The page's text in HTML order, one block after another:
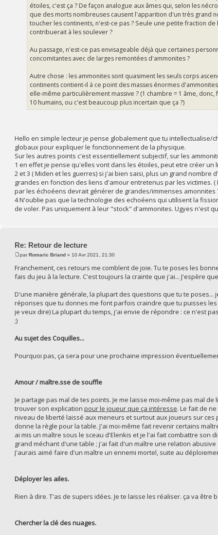
étoiles, c'est ça ? De façon analogue aux âmes qui, selon les
que des morts nombreuses causent l'apparition d'un très grand
toucher les continents, n'est-ce pas ? Seule une petite fraction
contribuerait à les soulever ?
Au passage, n'est-ce pas envisageable déjà que certaines
concomitantes avec de larges remontées d'ammonites ?
Autre chose : les ammonites sont quasiment les seuls corps
continents contient-il à ce point des masses énormes
elle-même particulièrement massive ? (1 chambre = 1 âme,
10 humains, ou c'est beaucoup plus incertain que ça ?)
Hello en simple lecteur je pense globalement que tu
globaux pour expliquer le fonctionnement de la physique.
Sur les autres points c'est essentiellement subjectif, sur les
1 en effet je pense qu'elles vont dans les étoiles, peut etre créer
2 et 3 ( Miden et les guerres) si j'ai bien saisi, plus un grand
grandes en fonction des liens d'amour entretenus par les victimes.
par les échoéens devrait générer de grandes/immenses amonnites
4 N'oublie pas que la technologie des echoéens qui utilisent la
de voler. Pas uniquement à leur "stock" d'ammonites. Ugyes n'est
Re: Retour de lecture
parRomaric Briand » 10 Avr 2021, 21:30
Franchement, ces retours me comblent de joie. Tu te poses les
fais du jeu à la lecture. C'est toujours la crainte que j'ai... J'espère
D'une manière générale, la plupart des questions que tu te
réponses que tu donnes me font parfois craindre que tu puisses
je veux dire) La plupart du temps, j'ai envie de répondre : ce n'est
;)
Au sujet des Coquilles...
Pourquoi pas, ça sera pour une prochaine impression
Amour / maître.sse de souffle
Je partage pas mal de tes points. Je me laisse moi-même pas mal
trouver son explication pour le joueur que ça intéresse. Le fait de
niveau de liberté laissé aux meneurs et surtout aux joueurs sur
donne la règle pour la table. J'ai moi-même fait revenir certains
ai mis un maître sous le sceau d'Elenkis et je l'ai fait combattre son
grand méchant d'une table ; j'ai fait d'un maître une relation
J'aurais aimé faire d'un maître un ennemi mortel, suite au
Déployer les ailes.
Rien à dire. T'as de supers idées. Je te laisse les réaliser. ça va
Chercher la clé des nuages.